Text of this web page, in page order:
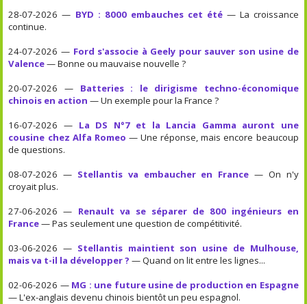
28-07-2026 — BYD : 8000 embauches cet été— La croissance
continue.
24-07-2026 — Ford s'associe à Geely pour sauver son usine de
Valence— Bonne ou mauvaise nouvelle ?
20-07-2026 — Batteries : le dirigisme techno-économique
chinois en action — Un exemple pour la France ?
16-07-2026 — La DS N°7 et la Lancia Gamma auront une
cousine chez Alfa Romeo — Une réponse, mais encore beaucoup
de questions.
08-07-2026 — Stellantis va embaucher en France — On n'y
croyait plus.
27-06-2026 — Renault va se séparer de 800 ingénieurs en
France— Pas seulement une question de compétitivité.
03-06-2026 — Stellantis maintient son usine de Mulhouse,
mais va t-il la développer ? — Quand on lit entre les lignes...
02-06-2026 — MG : une future usine de production en Espagne
— L'ex-anglais devenu chinois bientôt un peu espagnol.